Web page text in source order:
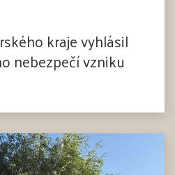
kraje vyhlásil
nebezpečí vzniku